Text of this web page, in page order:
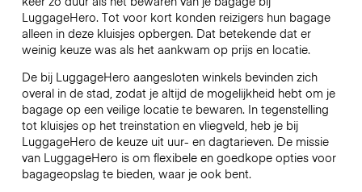
LuggageHero. Tot voor kort konden reizigers hun bagage
alleen in deze kluisjes opbergen. Dat betekende dat er
weinig keuze was als het aankwam op prijs en locatie.
De bij LuggageHero aangesloten winkels bevinden zich
overal in de stad, zodat je altijd de mogelijkheid hebt om je
bagage op een veilige locatie te bewaren. In tegenstelling
tot kluisjes op het treinstation en vliegveld, heb je bij
LuggageHero de keuze uit uur- en dagtarieven. De missie
van LuggageHero is om flexibele en goedkope opties voor
bagageopslag te bieden, waar je ook bent.